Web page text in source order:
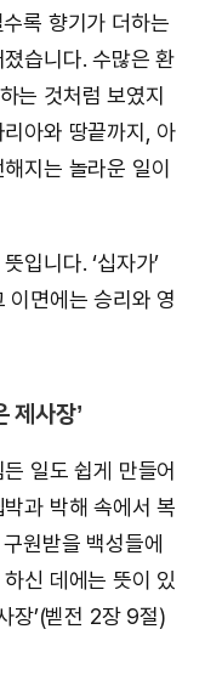
록 향기가 더하는
습니다. 수많은 환
는 것처럼 보였지
아와 땅끝까지, 아
지는 놀라운 일이
입니다. ‘십자가’
이면에는 승리와 영
제사장’
일도 쉽게 만들어
과 박해 속에서 복
원받을 백성들에
신 데에는 뜻이 있
장’(벧전 2장 9절)